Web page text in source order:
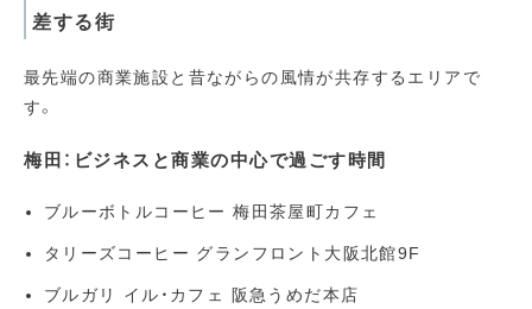
差する街
最先端の商業施設と昔ながらの風情が共存するエリアで
す。
梅田：ビジネスと商業の中心で過ごす時間
ブルーボトルコーヒー 梅田茶屋町カフェ
タリーズコーヒー グランフロント大阪北館9F
ブルガリ イル・カフェ 阪急うめだ本店